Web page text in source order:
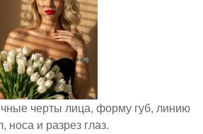
черты лица, форму губ, линию
носа и разрез глаз.